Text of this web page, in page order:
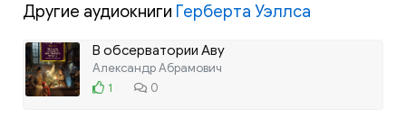
Другие аудиокниги Герберта Уэллса
В обсерватории Аву
Александр Абрамович
1
0